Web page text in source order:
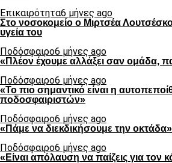
Επικαιρότητα6 μήνες ago
Στο νοσοκομείο ο Μιρτσέα
υγεία του
Ποδόσφαιρο6 μήνες ago
«Πλέον έχουμε αλλάξει σαν ομάδα,
Ποδόσφαιρο6 μήνες ago
«Το πιο σημαντικό είναι η
ποδοσφαιριστών»
Ποδόσφαιρο6 μήνες ago
«Πάμε να διεκδικήσουμε την οκτάδα»
Ποδόσφαιρο6 μήνες ago
«Είναι απόλαυση να παίζεις για